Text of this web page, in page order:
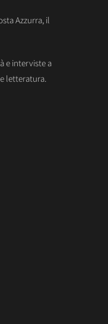
Azzurra, il
e interviste a
letteratura.